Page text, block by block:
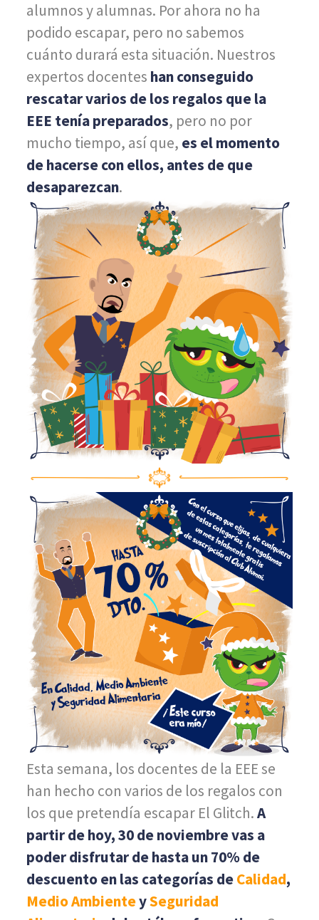
alumnos y alumnas. Por ahora no ha
podido escapar, pero no sabemos
cuánto durará esta situación. Nuestros
expertos docentes han conseguido
rescatar varios de los regalos que la
EEE tenía preparados, pero no por
mucho tiempo, así que, es el momento
de hacerse con ellos, antes de que
desaparezcan.
Esta semana, los docentes de la EEE se
han hecho con varios de los regalos con
los que pretendía escapar El Glitch.A
partir de hoy, 30 de noviembre vas a
poder disfrutar de hasta un 70% de
descuento en las categorías deCalidad,
Medio AmbienteySeguridad